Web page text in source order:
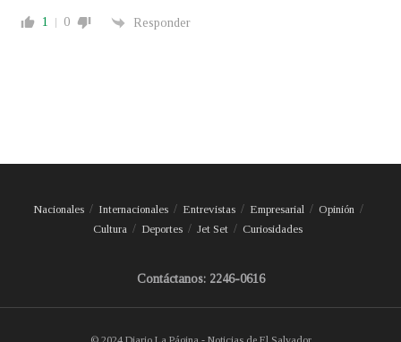
1 0 Responder
Nacionales Internacionales Entrevistas Empresarial
Opinión
Cultura
Deportes Jet Set Curiosidades
Contáctanos: 2246-0616